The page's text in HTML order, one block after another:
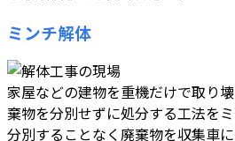
ミンチ解体
家屋などの建物を重機だけで取り
棄物を分別せずに処分する工法をミ
分別することなく廃棄物を収集車